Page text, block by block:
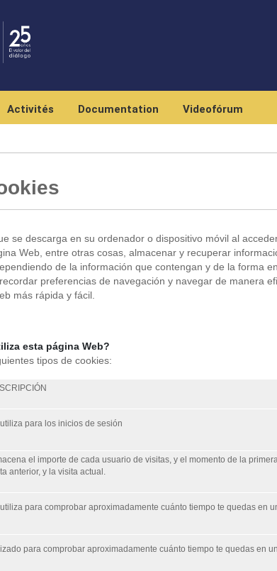
Activités Documentation Videofórum
se descarga en su ordenador o dispositivo móvil al
Web, entre otras cosas, almacenar y recuperar
de la información que contengan y de la forma
preferencias de navegación y navegar de manera
más rápida y fácil.
esta página Web?
tipos de cookies:
para los inicios de sesión
el importe de cada usuario de visitas, y el momento de la
anterior, y la visita actual.
para comprobar aproximadamente cuánto tiempo te quedas en
para comprobar aproximadamente cuánto tiempo te quedas en